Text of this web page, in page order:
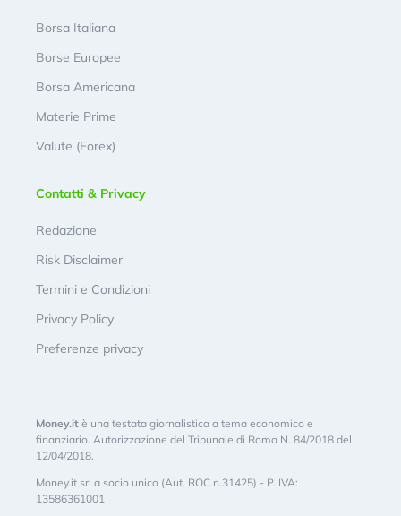
Borsa Italiana
Borse Europee
Borsa Americana
Materie Prime
Valute (Forex)
Contatti & Privacy
Redazione
Risk Disclaimer
Termini e Condizioni
Privacy Policy
Preferenze privacy
Money.it è una testata giornalistica a tema economico e
finanziario. Autorizzazione del Tribunale di Roma N. 84/2018 del
12/04/2018.
Money.it srl a socio unico (Aut. ROC n.31425) - P. IVA:
13586361001